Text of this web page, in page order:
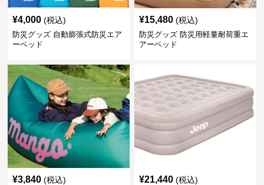
¥4,000 (税込)
防災グッズ 自動膨張式防災エア
ーベッド
¥15,480 (税込)
防災グッズ 防災用軽量耐荷重エ
アーベッド
¥3,840 (税込) ¥21,440 (税込)